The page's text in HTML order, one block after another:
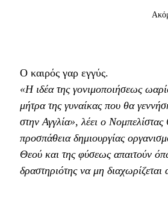
Ο καιρός γαρ εγγύς.
«Η ιδέα της γονιμοποιήσεως
μήτρα της γυναίκας που θα
στην Αγγλία», λέει ο
προσπάθεια δημιουργίας
Θεού και της φύσεως απαιτούν
δραστηριότης να μη